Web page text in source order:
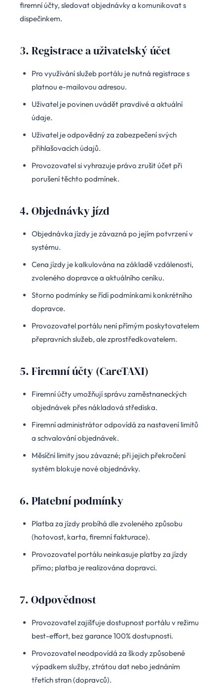
firemní účty, sledovat objednávky a komunikovat s
dispečinkem.
3. Registrace a uživatelský účet
Pro využívání služeb portálu je nutná registrace s
platnou e-mailovou adresou.
Uživatel je povinen uvádět pravdivé a aktuální
údaje.
Uživatel je odpovědný za zabezpečení svých
přihlašovacích údajů.
Provozovatel si vyhrazuje právo zrušit účet při
porušení těchto podmínek.
4. Objednávky jízd
Objednávka jízdy je závazná po jejím potvrzení v
systému.
Cena jízdy je kalkulována na základě vzdálenosti,
zvoleného dopravce a aktuálního ceníku.
Storno podmínky se řídí podmínkami konkrétního
dopravce.
Provozovatel portálu není přímým poskytovatelem
přepravních služeb, ale zprostředkovatelem.
5. Firemní účty (CareTAXI)
Firemní účty umožňují správu zaměstnaneckých
objednávek přes nákladová střediska.
Firemní administrátor odpovídá za nastavení limitů
a schvalování objednávek.
Měsíční limity jsou závazné; při jejich překročení
systém blokuje nové objednávky.
6. Platební podmínky
Platba za jízdy probíhá dle zvoleného způsobu
(hotovost, karta, firemní fakturace).
Provozovatel portálu neinkasuje platby za jízdy
přímo; platba je realizována dopravci.
7. Odpovědnost
Provozovatel zajišťuje dostupnost portálu v režimu
best-effort, bez garance 100% dostupnosti.
Provozovatel neodpovídá za škody způsobené
výpadkem služby, ztrátou dat nebo jednáním
třetích stran (dopravců).